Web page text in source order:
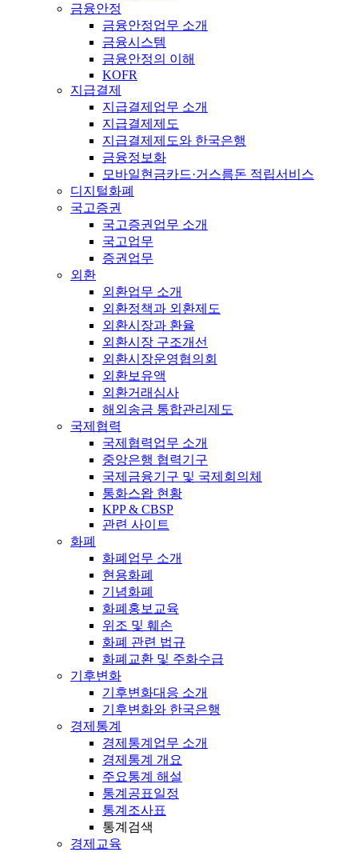
금융안정
금융안정업무 소개
금융시스템
금융안정의 이해
KOFR
지급결제
지급결제업무 소개
지급결제제도
지급결제제도와 한국은행
금융정보화
모바일현금카드·거스름돈 적립서비스
디지털화폐
국고증권
국고증권업무 소개
국고업무
증권업무
외환
외환업무 소개
외환정책과 외환제도
외환시장과 환율
외환시장 구조개선
외환시장운영협의회
외환보유액
외환거래심사
해외송금 통합관리제도
국제협력
국제협력업무 소개
중앙은행 협력기구
국제금융기구 및 국제회의체
통화스왑 현황
KPP & CBSP
관련 사이트
화폐
화폐업무 소개
현용화폐
기념화폐
화폐홍보교육
위조 및 훼손
화폐 관련 법규
화폐교환 및 주화수급
기후변화
기후변화대응 소개
기후변화와 한국은행
경제통계
경제통계업무 소개
경제통계 개요
주요통계 해설
통계공표일정
통계조사표
통계검색
경제교육